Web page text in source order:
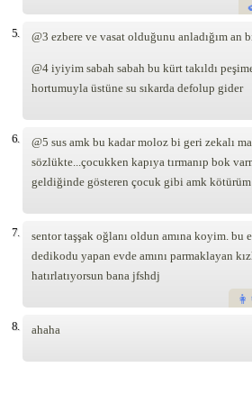
5. @3 ezbere ve vasat olduğunu anladığım an
@4 iyiyim sabah sabah bu kürt takıldı
hortumuyla üstüne su sıkarda defolup gider
6.
@5 sus amk bu kadar moloz bi geri zekalı
sözlükte...çocukken kapıya tırmanıp bok
geldiğinde gösteren çocuk gibi amk kötürüm
7.
sentor taşşak oğlanı oldun amına koyim. bu
dedikodu yapan evde amını parmaklayan
hatırlatıyorsun bana jfshdj
8. ahaha